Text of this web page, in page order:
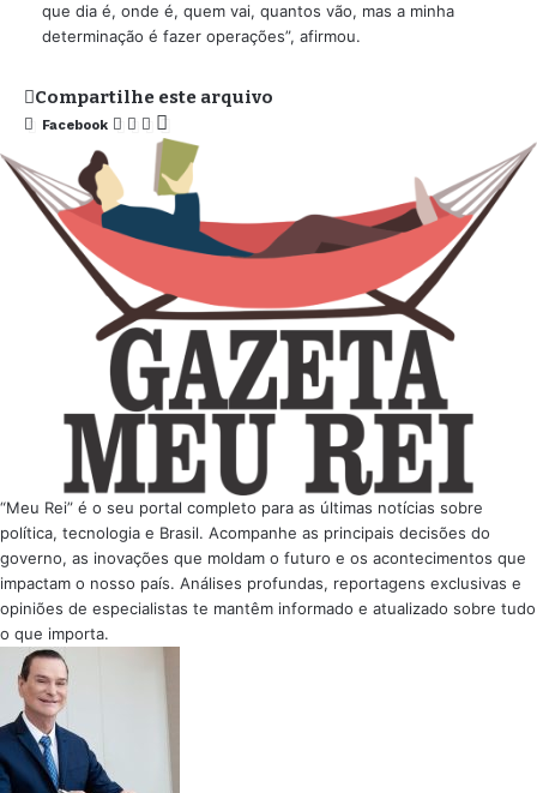
que dia é, onde é, quem vai, quantos vão, mas a minha
determinação é fazer operações”, afirmou.
Compartilhe este arquivo
Facebook
“Meu Rei” é o seu portal completo para as últimas notícias sobre
política, tecnologia e Brasil. Acompanhe as principais decisões do
governo, as inovações que moldam o futuro e os acontecimentos que
impactam o nosso país. Análises profundas, reportagens exclusivas e
opiniões de especialistas te mantêm informado e atualizado sobre tudo
o que importa.